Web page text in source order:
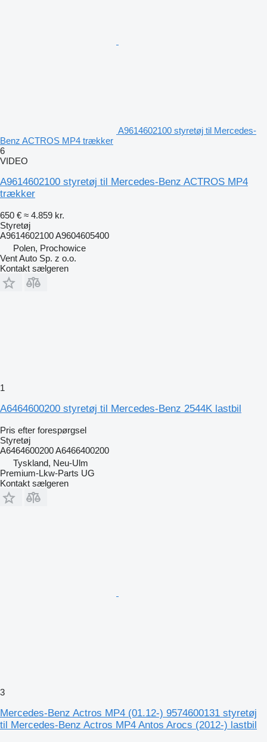
A9614602100 styretøj til Mercedes-
Benz ACTROS MP4 trækker
6
VIDEO
A9614602100 styretøj til Mercedes-Benz ACTROS MP4
trækker
650 € ≈ 4.859 kr.
Styretøj
A9614602100 A9604605400
Polen, Prochowice
Vent Auto Sp. z o.o.
Kontakt sælgeren
1
A6464600200 styretøj til Mercedes-Benz 2544K lastbil
Pris efter forespørgsel
Styretøj
A6464600200 A6466400200
Tyskland, Neu-Ulm
Premium-Lkw-Parts UG
Kontakt sælgeren
3
Mercedes-Benz Actros MP4 (01.12-) 9574600131 styretøj
til Mercedes-Benz Actros MP4 Antos Arocs (2012-) lastbil